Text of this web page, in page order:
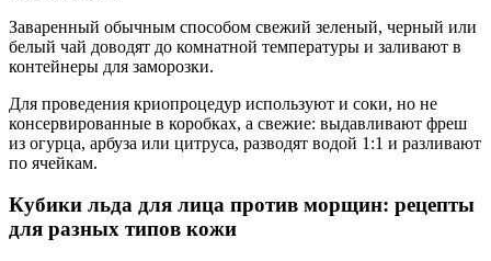
Заваренный обычным способом свежий зеленый, черный или
белый чай доводят до комнатной температуры и заливают в
контейнеры для заморозки.
Для проведения криопроцедур используют и соки, но не
консервированные в коробках, а свежие: выдавливают фреш
из огурца, арбуза или цитруса, разводят водой 1:1 и разливают
по ячейкам.
Кубики льда для лица против морщин: рецепты
для разных типов кожи